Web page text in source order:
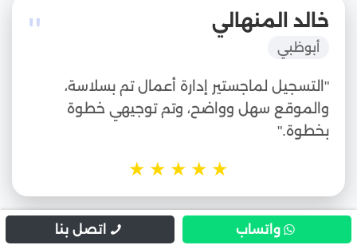
" خالد المنهالي
أبوظبي
"التسجيل لماجستير إدارة أعمال تم بسلاسة،
والموقع سهل وواضح، وتم توجيهي خطوة
بخطوة."
★
★
★
★
★
مريم الشحي
واتساب اتصل بنا